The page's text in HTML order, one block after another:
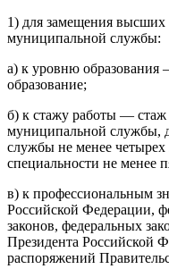
1) для замещения
муниципальной службы:
а) к уровню
образование;
б) к стажу работы —
муниципальной службы,
службы не менее
специальности не менее
в) к профессиональным
Российской Федерации,
законов, федеральных
Президента Российской
распоряжений